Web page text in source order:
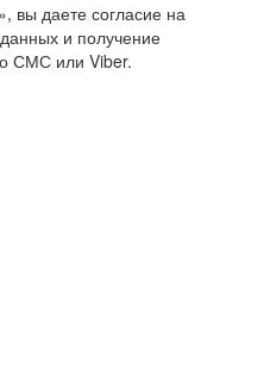
вы даете согласие на
и получение
СМС или Viber.